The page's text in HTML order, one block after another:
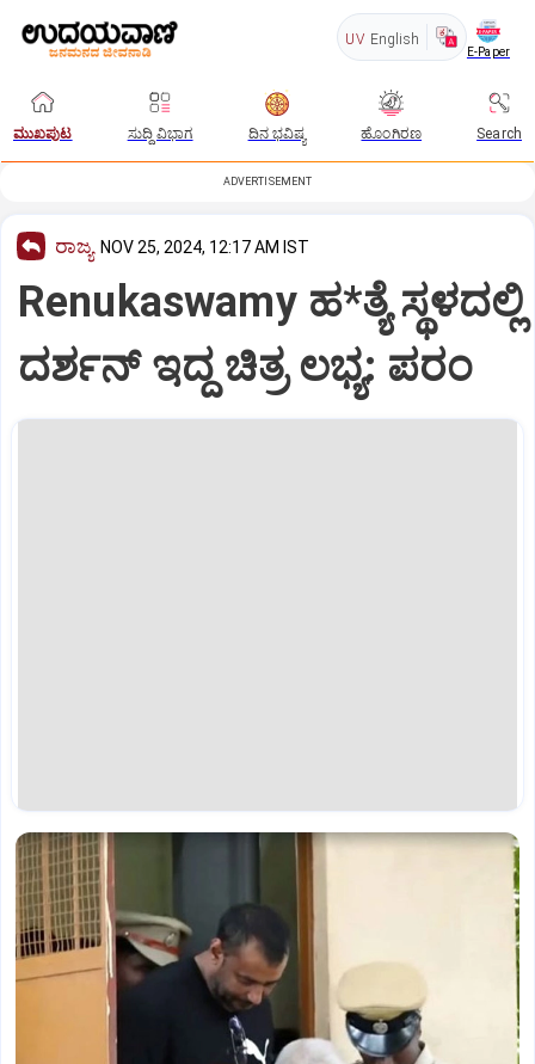
UV English
E-Paper
ಮುಖಪುಟ ಸುದ್ದಿ ವಿಭಾಗ ದಿನ ಭವಿಷ್ಯ ಹೊಂಗಿರಣ Search
ADVERTISEMENT
ರಾಜ್ಯ NOV 25, 2024, 12:17 AM IST
Renukaswamy ಹ*ತ್ಯೆ ಸ್ಥಳದಲ್ಲಿ
ದರ್ಶನ್‌ ಇದ್ದ ಚಿತ್ರ ಲಭ್ಯ: ಪರಂ